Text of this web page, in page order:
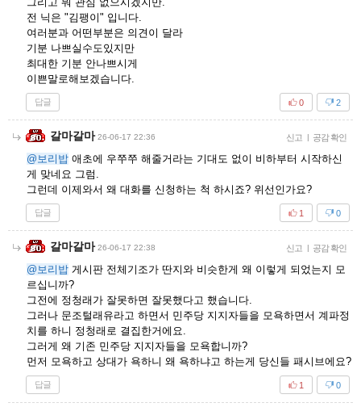
전 닉은 "김팽이" 입니다.
여러분과 어떤부분은 의견이 달라
기분 나쁘실수도있지만
최대한 기분 안나쁘시게
이쁜말로해보겠습니다.
답글 2
0
갈마갈마 26-06-17 22:36 신고 | 공감 확인
@보리밥 애초에 우쭈쭈 해줄거라는 기대도 없이 비하부터 시작하신
게 맞네요 그럼.
그런데 이제와서 왜 대화를 신청하는 척 하시죠? 위선인가요?
답글 0
1
갈마갈마 26-06-17 22:38 신고 | 공감 확인
@보리밥 게시판 전체기조가 딴지와 비슷한게 왜 이렇게 되었는지 모
르십니까?
그전에 정청래가 잘못하면 잘못했다고 했습니다.
그러나 문조털래유라고 하면서 민주당 지지자들을 모욕하면서 계파정
치를 하니 정청래로 결집한거에요.
그러게 왜 기존 민주당 지지자들을 모욕합니까?
먼저 모욕하고 상대가 욕하니 왜 욕하냐고 하는게 당신들 패시브에요?
답글 0
1